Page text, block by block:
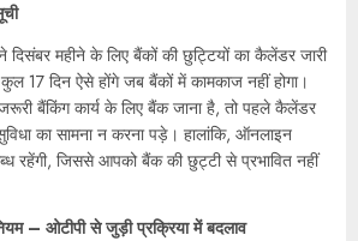
दिसंबर महीने के लिए बैंकों की छुट्टियों का कैलेंडर जारी
17 दिन ऐसे होंगे जब बैंकों में कामकाज नहीं होगा।
बैंकिंग कार्य के लिए बैंक जाना है, तो पहले कैलेंडर
का सामना न करना पड़े। हालांकि, ऑनलाइन
रहेंगी, जिससे आपको बैंक की छुट्टी से प्रभावित नहीं
– ओटीपी से जुड़ी प्रक्रिया में बदलाव